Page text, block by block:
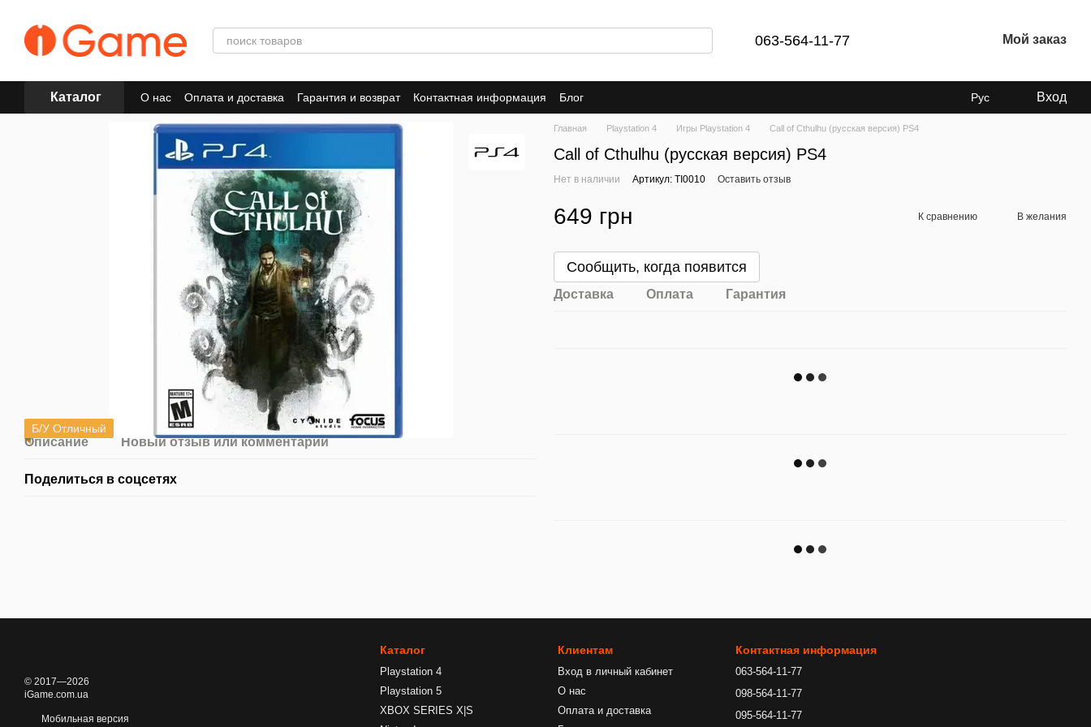
063-564-11-77 Мой заказ
Каталог О нас Оплата и доставка Гарантия и возврат Контактная информация Блог Рус Вход
Б/У Отличный
Описание Новый отзыв или комментарий
Поделиться в соцсетях
Главная Playstation 4 Игры Playstation 4 Call of Cthulhu (русская версия) PS4
Call of Cthulhu (русская версия) PS4
Нет в наличии Артикул: TI0010 Оставить отзыв
649 грн К сравнению В желания
Сообщить, когда появится
Доставка Оплата Гарантия
© 2017—2026
iGame.com.ua
Мобильная версия
Каталог
Playstation 4
Playstation 5
XBOX SERIES X|S
Клиентам
Вход в личный кабинет
О нас
Оплата и доставка
Контактная информация
063-564-11-77
098-564-11-77
095-564-11-77